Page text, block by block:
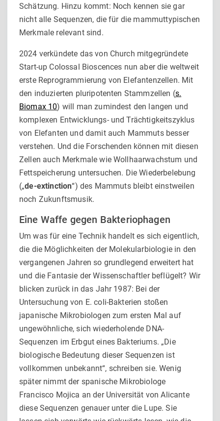
Schätzung. Hinzu kommt: Noch kennen sie gar
nicht alle Sequenzen, die für die mammuttypischen
Merkmale relevant sind.
2024 verkündete das von Church mitgegründete
Start-up Colossal Bioscences nun aber die weltweit
erste Reprogrammierung von Elefantenzellen. Mit
den induzierten pluripotenten Stammzellen (s.
Biomax 10) will man zumindest den langen und
komplexen Entwicklungs- und Trächtigkeitszyklus
von Elefanten und damit auch Mammuts besser
verstehen. Und die Forschenden können mit diesen
Zellen auch Merkmale wie Wollhaarwachstum und
Fettspeicherung untersuchen. Die Wiederbelebung
(„de-extinction“) des Mammuts bleibt einstweilen
noch Zukunftsmusik.
Eine Waffe gegen Bakteriophagen
Um was für eine Technik handelt es sich eigentlich,
die die Möglichkeiten der Molekularbiologie in den
vergangenen Jahren so grundlegend erweitert hat
und die Fantasie der Wissenschaftler beflügelt? Wir
blicken zurück in das Jahr 1987: Bei der
Untersuchung von E. coli-Bakterien stoßen
japanische Mikrobiologen zum ersten Mal auf
ungewöhnliche, sich wiederholende DNA-
Sequenzen im Erbgut eines Bakteriums. „Die
biologische Bedeutung dieser Sequenzen ist
vollkommen unbekannt“, schreiben sie. Wenig
später nimmt der spanische Mikrobiologe
Francisco Mojica an der Universität von Alicante
diese Sequenzen genauer unter die Lupe. Sie